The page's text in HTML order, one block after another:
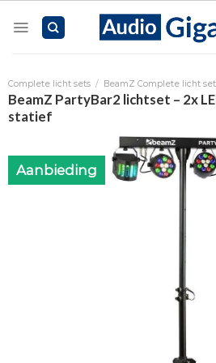
Complete licht sets / BeamZ Complete licht
BeamZ PartyBar2 lichtset – 2x
statief
Aanbieding